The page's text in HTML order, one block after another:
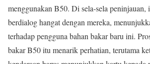
menggunakan B50. Di sela-sela peninjauan,
berdialog hangat dengan mereka,
terhadap pengguna bahan bakar baru ini.
bakar B50 itu menarik perhatian, terutama